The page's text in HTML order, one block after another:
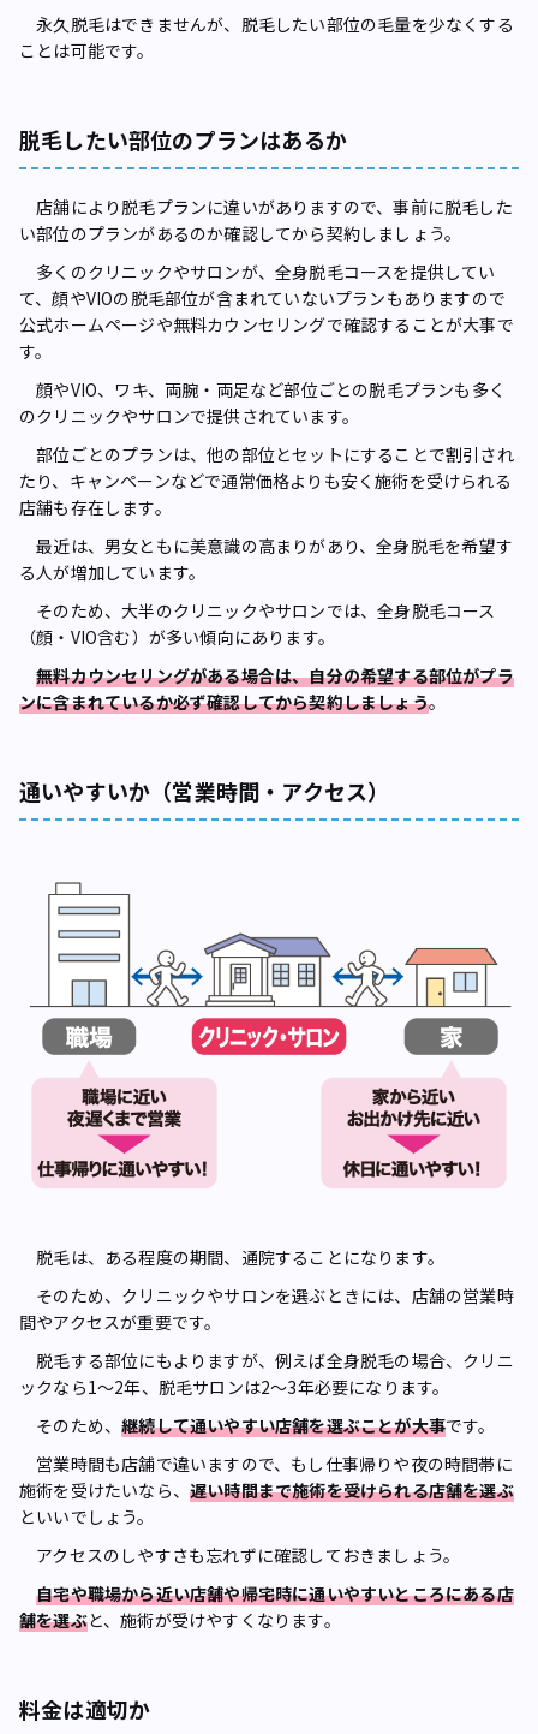
永久脱毛はできませんが、脱毛したい部位の毛量を少なくする
ことは可能です。
脱毛したい部位のプランはあるか
店舗により脱毛プランに違いがありますので、事前に脱毛した
い部位のプランがあるのか確認してから契約しましょう。
多くのクリニックやサロンが、全身脱毛コースを提供してい
て、顔やVIOの脱毛部位が含まれていないプランもありますので
公式ホームページや無料カウンセリングで確認することが大事で
す。
顔やVIO、ワキ、両腕・両足など部位ごとの脱毛プランも多く
のクリニックやサロンで提供されています。
部位ごとのプランは、他の部位とセットにすることで割引され
たり、キャンペーンなどで通常価格よりも安く施術を受けられる
店舗も存在します。
最近は、男女ともに美意識の高まりがあり、全身脱毛を希望す
る人が増加しています。
そのため、大半のクリニックやサロンでは、全身脱毛コース
（顔・VIO含む）が多い傾向にあります。
無料カウンセリングがある場合は、自分の希望する部位がプラ
ンに含まれているか必ず確認してから契約しましょう。
通いやすいか（営業時間・アクセス）
脱毛は、ある程度の期間、通院することになります。
そのため、クリニックやサロンを選ぶときには、店舗の営業時
間やアクセスが重要です。
脱毛する部位にもよりますが、例えば全身脱毛の場合、クリニ
ックなら1～2年、脱毛サロンは2～3年必要になります。
そのため、継続して通いやすい店舗を選ぶことが大事です。
営業時間も店舗で違いますので、もし仕事帰りや夜の時間帯に
施術を受けたいなら、 遅い時間まで施術を受けられる店舗を選ぶ
といいでしょう。
アクセスのしやすさも忘れずに確認しておきましょう。
自宅や職場から近い店舗や帰宅時に通いやすいところにある店
舗を選ぶと、施術が受けやすくなります。
料金は適切か